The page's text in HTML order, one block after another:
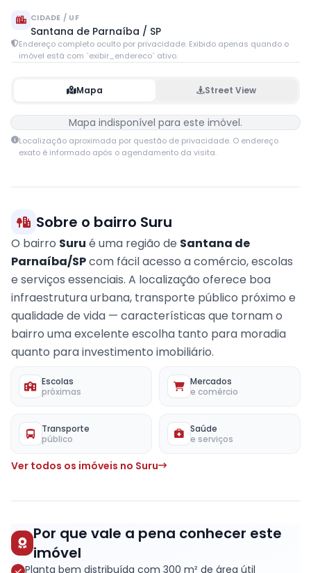
CIDADE / UF
Santana de Parnaíba / SP
Endereço completo oculto por privacidade. Exibido apenas quando o
imóvel está com `exibir_endereco` ativo.
Mapa Street View
Mapa indisponível para este imóvel.
Localização aproximada por questão de privacidade. O endereço
exato é informado após o agendamento da visita.
Sobre o bairro Suru
O bairro Suru é uma região de Santana de
Parnaíba/SPcom fácil acesso a comércio, escolas
e serviços essenciais. A localização oferece boa
infraestrutura urbana, transporte público próximo e
qualidade de vida — características que tornam o
bairro uma excelente escolha tanto para moradia
quanto para investimento imobiliário.
Escolas
próximas
Mercados
e comércio
Transporte
público
Saúde
e serviços
Ver todos os imóveis no Suru
Por que vale a pena conhecer este
imóvel
Planta bem distribuída com 300 m² de área útil